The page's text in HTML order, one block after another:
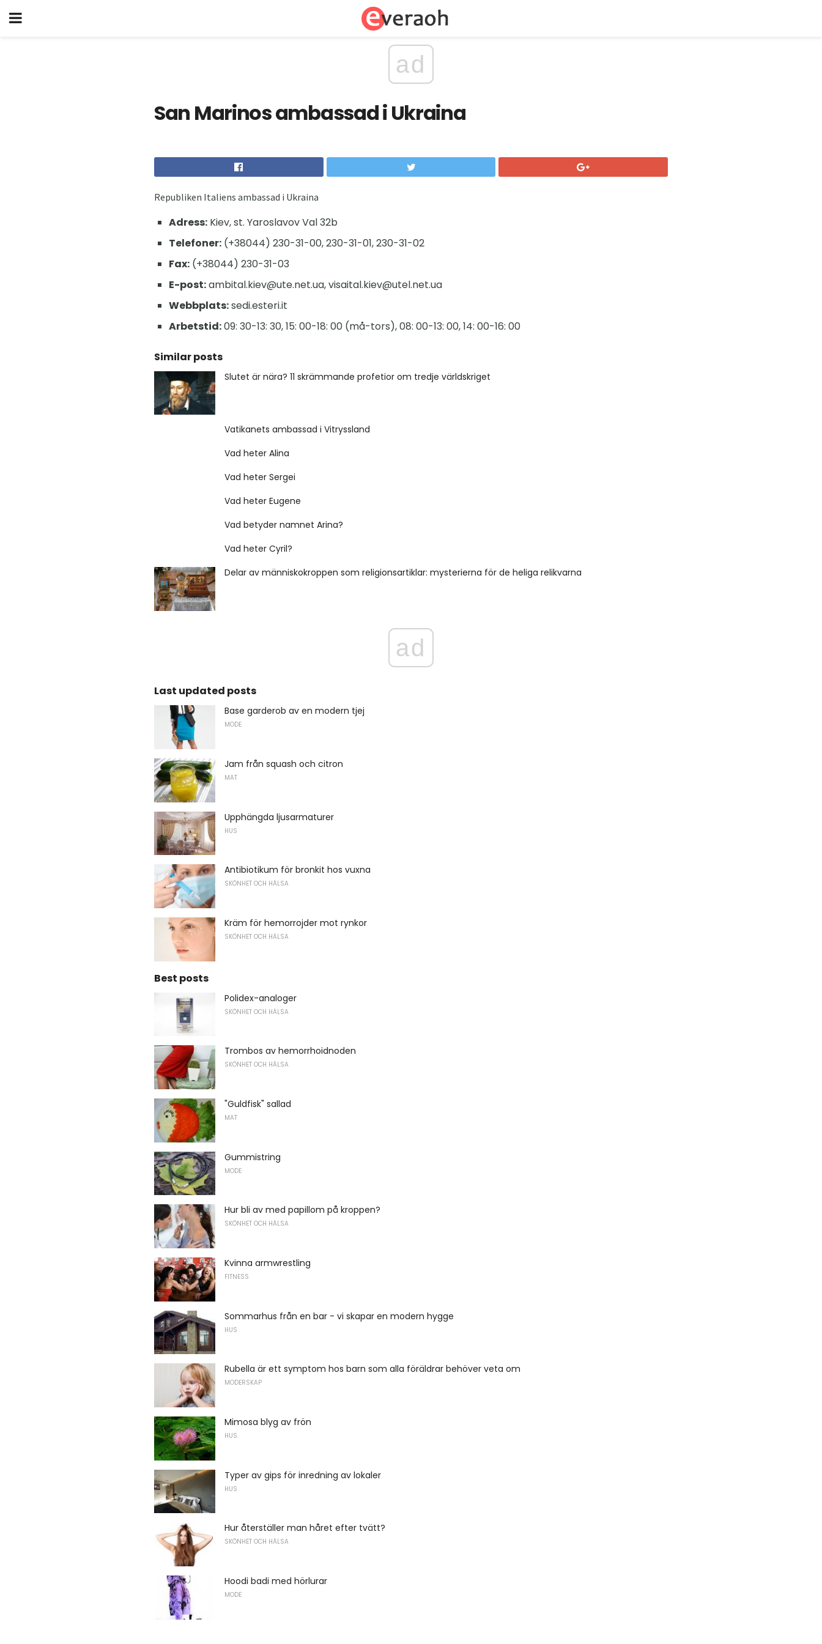
ad
San Marinos ambassad i Ukraina
Republiken Italiens ambassad i Ukraina
Adress: Kiev, st. Yaroslavov Val 32b
Telefoner: (+38044) 230-31-00, 230-31-01, 230-31-02
Fax: (+38044) 230-31-03
E-post:ambital.kiev@ute.net.ua, visaital.kiev@utel.net.ua
Webbplats:sedi.esteri.it
Arbetstid:09: 30-13: 30, 15: 00-18: 00 (må-tors), 08: 00-13: 00, 14: 00-16: 00
Similar posts
Slutet är nära? 11 skrämmande profetior om tredje världskriget
Vatikanets ambassad i Vitryssland
Vad heter Alina
Vad heter Sergei
Vad heter Eugene
Vad betyder namnet Arina?
Vad heter Cyril?
Delar av människokroppen som religionsartiklar: mysterierna för de heliga relikvarna
ad
Last updated posts
Base garderob av en modern tjej
MODE
Jam från squash och citron
MAT
Upphängda ljusarmaturer
HUS
Antibiotikum för bronkit hos vuxna
SKÖNHET OCH HÄLSA
Kräm för hemorrojder mot rynkor
SKÖNHET OCH HÄLSA
Best posts
Polidex-analoger
SKÖNHET OCH HÄLSA
Trombos av hemorrhoidnoden
SKÖNHET OCH HÄLSA
"Guldfisk" sallad
MAT
Gummistring
MODE
Hur bli av med papillom på kroppen?
SKÖNHET OCH HÄLSA
Kvinna armwrestling
FITNESS
Sommarhus från en bar - vi skapar en modern hygge
HUS
Rubella är ett symptom hos barn som alla föräldrar behöver veta om
MODERSKAP
Mimosa blyg av frön
HUS
Typer av gips för inredning av lokaler
HUS
Hur återställer man håret efter tvätt?
SKÖNHET OCH HÄLSA
Hoodi badi med hörlurar
MODE